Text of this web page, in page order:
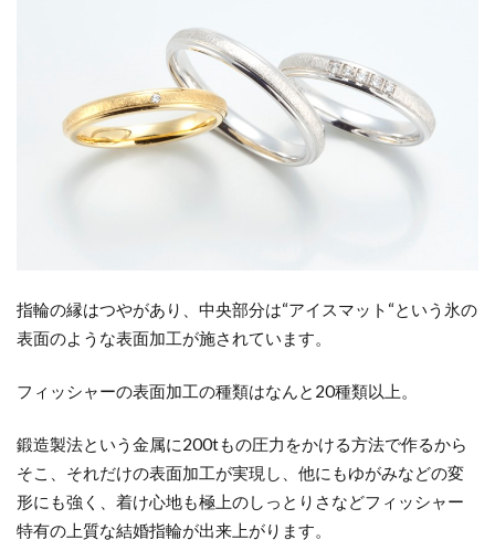
指輪の縁はつやがあり、中央部分は“アイスマット “という氷の
表面のような表面加工が施されています。
フィッシャーの表面加工の種類はなんと 20種類以上。
鍛造製法という金属に200tもの圧力をかける方法で作るから
そこ、それだけの表面加工が実現し、他にもゆがみなどの変
形にも強く、着け心地も極上のしっとりさなどフィッシャー
特有の上質な結婚指輪が出来上がります。